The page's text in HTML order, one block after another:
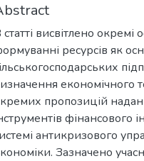
статті висвітлено
ресурсів як
економічного
пропозицій
фінансового
антикризового
Зазначено